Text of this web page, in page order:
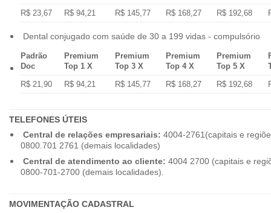
R$ 23,67
R$ 94,21 R$ 145,77 R$ 168,27 R$ 192,68
Dental conjugado com saúde de 30 a 199 vidas - compulsório
Padrão
Doc
Premium
Top 1 X
Premium
Top 3 X
Premium
Top 4 X
Premium
Top 5 X
R$ 21,90
R$ 94,21 R$ 145,77 R$ 168,27 R$ 192,68
TELEFONES ÚTEIS
Central de relações empresariais: 4004-2761(capitais e
0800.701 2761 (demais localidades)
Central de atendimento ao cliente: 4004 2700 (capitais e
0800-701-2700 (demais localidades).
MOVIMENTAÇÃO CADASTRAL